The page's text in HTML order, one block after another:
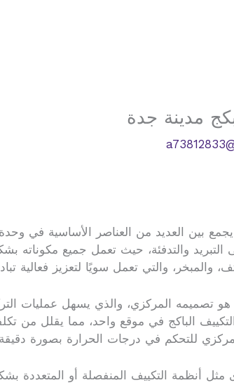
مدينة جدة
بين العديد من العناصر الأساسية في وحدة
التبريد والتدفئة، حيث تعمل جميع
والمبخر، والتي تعمل سويًا لتعزيز فعالية
هو تصميمه المركزي، والذي يسهل عمليات
الباكج في موقع واحد، مما يقلل من
مركزي للتحكم في درجات الحرارة بصورة
أنظمة التكييف المنفصلة أو المتعددة